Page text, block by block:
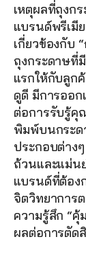
เหตุผลที่ถุงก
แบรนด์พรีเมี
เกี่ยวข้องกับ
ถุงกระดาษที่
แรกให้กับลูก
ดูดี มีการออก
ต่อการรับรู้คุ
พิมพ์บนกระด
ประกอบต่าง
ถ้วนและแม่น
แบรนด์ที่ต้อง
จิตวิทยาการ
ความรู้สึก “คุ้
ผลต่อการตัด